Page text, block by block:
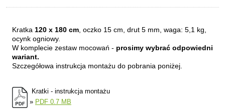
Kratka 120 x 180 cm, oczko 15 cm, drut 5 mm, waga: 5,1 kg,
ocynk ogniowy.
W komplecie zestaw mocowań - prosimy wybrać odpowiedni
wariant.
Szczegółowa instrukcja montażu do pobrania poniżej.
Kratki - instrukcja montażu
» PDF 0.7 MB